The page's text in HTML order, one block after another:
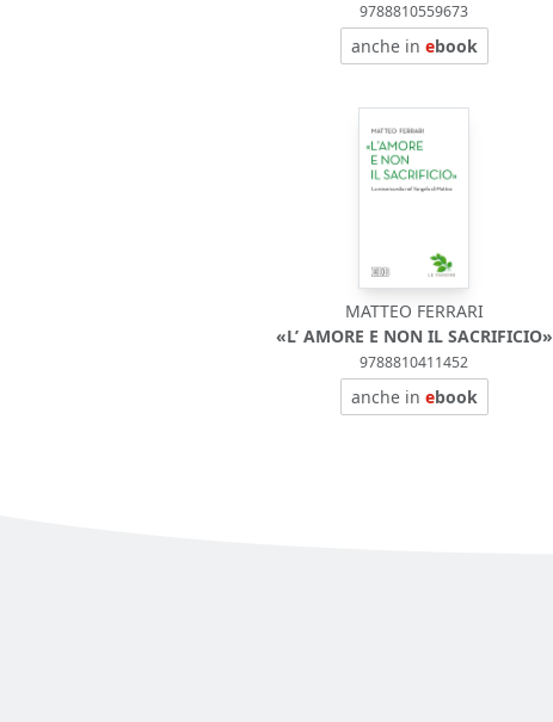
9788810559673
anche in ebook
MATTEO FERRARI
«L’ AMORE E NON IL SACRIFICIO»
9788810411452
anche in ebook